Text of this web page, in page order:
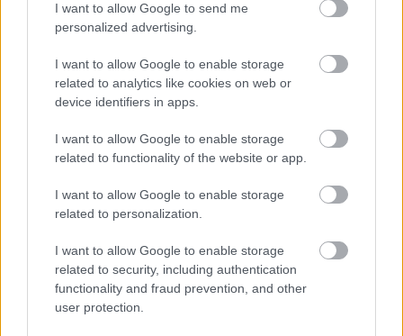
I want to allow Google to send me
personalized advertising.
I want to allow Google to enable storage
related to analytics like cookies on web or
device identifiers in apps.
I want to allow Google to enable storage
related to functionality of the website or app.
I want to allow Google to enable storage
related to personalization.
I want to allow Google to enable storage
related to security, including authentication
functionality and fraud prevention, and other
user protection.
Κυψέλη: Αυτό είναι το βίντεο
με τον Αφγανό που εξαφάνισε ο
Ερυθρός Σταυρός – Ο λόγος
που το απέσυρε μετά την
προφυλάκισή του
08/08/2026 | 10:39:27
Δέσποινα Βανδή: Η πρώτη
ανάρτηση μετά τις φήμες για
Μελίνα και Μάστορα
08/08/2026 | 10:30:15